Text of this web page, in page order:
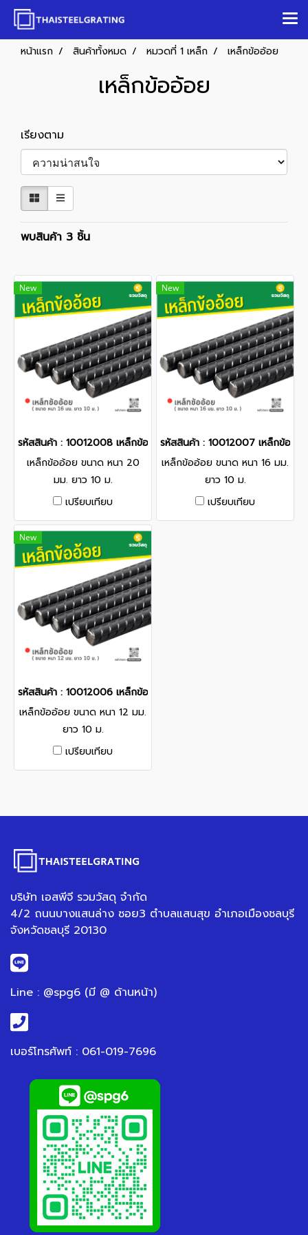
หน้าแรก สินค้าทั้งหมด หมวดที่ 1 เหล็ก เหล็กข้ออ้อย
เหล็กข้ออ้อย
เรียงตาม
พบสินค้า 3 ชิ้น
New
รหัสสินค้า : 10012008 เหล็กข้ออ้อย ขนาด หนา 20 มม. ยาว 10 ม.
เหล็กข้ออ้อย ขนาด หนา 20
มม. ยาว 10 ม.
เปรียบเทียบ
New
รหัสสินค้า : 10012007 เหล็กข้ออ้อ
เหล็กข้ออ้อย ขนาด หนา 16 มม.
ยาว 10 ม.
เปรียบเทียบ
New
รหัสสินค้า : 10012006 เหล็กข้ออ้อย ขนาด หนา 12 มม. ยาว 10 ม.
เหล็กข้ออ้อย ขนาด หนา 12 มม.
ยาว 10 ม.
เปรียบเทียบ
บริษัท เอสพีจี รวมวัสดุ จำกัด
4/2 ถนนบางแสนล่าง ซอย3 ตำบลแสนสุข อำเภอเมืองชลบุรี
จังหวัดชลบุรี 20130
Line : @spg6 (มี @ ด้านหน้า)
เบอร์โทรศัพท์ : 061-019-7696